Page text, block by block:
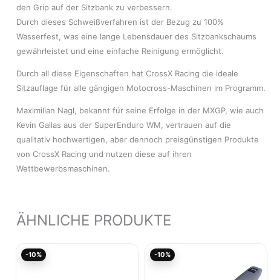
den Grip auf der Sitzbank zu verbessern.
Durch dieses Schweißverfahren ist der Bezug zu 100%
Wasserfest, was eine lange Lebensdauer des Sitzbankschaums
gewährleistet und eine einfache Reinigung ermöglicht.
Durch all diese Eigenschaften hat CrossX Racing die ideale
Sitzauflage für alle gängigen Motocross-Maschinen im Programm.
Maximilian Nagl, bekannt für seine Erfolge in der MXGP, wie auch
Kevin Gallas aus der SuperEnduro WM, vertrauen auf die
qualitativ hochwertigen, aber dennoch preisgünstigen Produkte
von CrossX Racing und nutzen diese auf ihren
Wettbewerbsmaschinen.
ÄHNLICHE PRODUKTE
-10%
Aktueller
-10%